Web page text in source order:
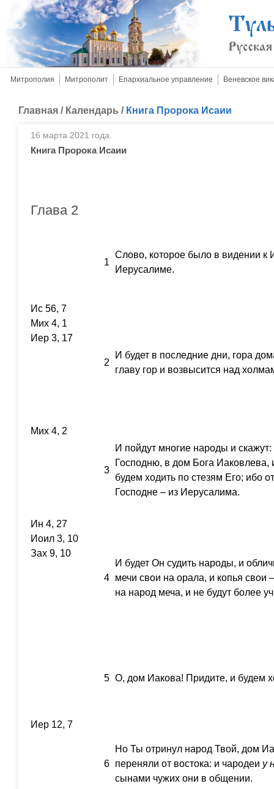
Митрополия Митрополит Епархиальное управление Веневское
Главная / Календарь / Книга Пророка Исаии
16 марта 2021 года.
Книга Пророка Исаии
Глава 2
1
Слово, которое было в видении к
Иерусалиме.
Ис 56, 7
Мих 4, 1
Иер 3, 17
2
И будет в последние дни, гора
главу гор и возвысится над
Мих 4, 2
3
И пойдут многие народы и
Господню, в дом Бога
будем ходить по стезям Его; ибо
Господне – из Иерусалима.
Ин 4, 27
Иоил 3, 10
Зах 9, 10
4
И будет Он судить народы, и
мечи свои на орала, и копья свои
на народ меча, и не будут более
5 О, дом Иакова! Придите, и будем
Иер 12, 7
6
Но Ты отринул народ Твой, дом
переняли от востока: и чародеи у
сынами чужих они в общении.